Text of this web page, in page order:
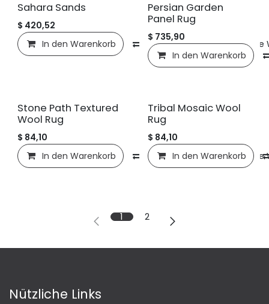
Sahara Sands
$ 420,52
In den Warenkorb
Vergleichen Auf die
Persian Garden
Panel Rug
$ 735,90
In den Warenkorb
Stone Path Textured
Wool Rug
$ 84,10
In den Warenkorb
Vergleichen Auf die
Tribal Mosaic Wool
Rug
$ 84,10
In den Warenkorb
1 2
Nützliche Links